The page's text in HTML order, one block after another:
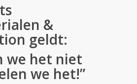
&
geldt:
we het niet
we het!”